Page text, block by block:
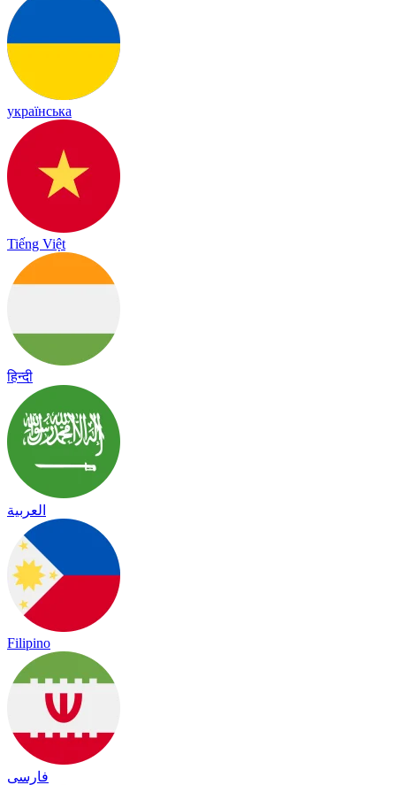
українська
Tiếng Việt
हिन्दी
العربية
Filipino
فارسی